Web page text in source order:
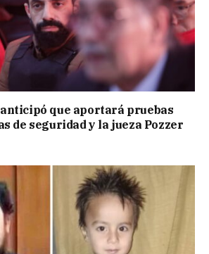
que aportará pruebas
de seguridad y la jueza Pozzer